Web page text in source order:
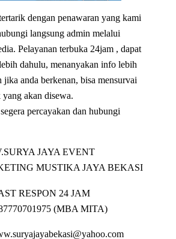
dengan penawaran yang kami
langsung admin melalui
Pelayanan terbuka 24jam , dapat
dahulu, menanyakan info lebih
jika anda berkenan, bisa mensurvai
akan disewa.
percayakan dan hubungi
JAYA EVENT
MUSTIKA JAYA BEKASI
RESPON 24 JAM
(MBA MITA)